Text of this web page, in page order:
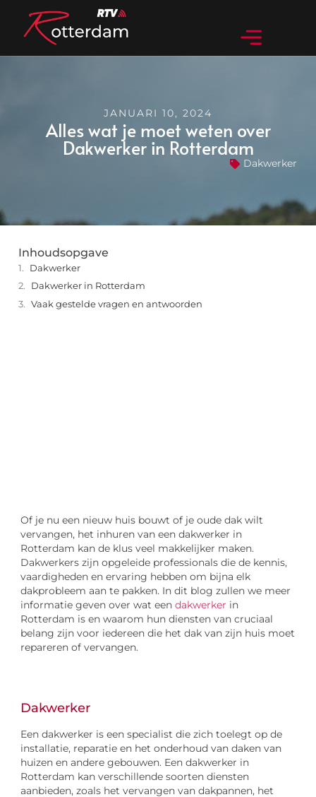
JANUARI 10, 2024
Alles wat je moet weten over
Dakwerker in Rotterdam
Dakwerker
Of je nu een nieuw huis bouwt of je oude dak wilt
vervangen, het inhuren van een dakwerker in
Rotterdam kan de klus veel makkelijker maken.
Dakwerkers zijn opgeleide professionals die de kennis,
vaardigheden en ervaring hebben om bijna elk
dakprobleem aan te pakken. In dit blog zullen we meer
informatie geven over wat eendakwerker in
Rotterdam is en waarom hun diensten van cruciaal
belang zijn voor iedereen die het dak van zijn huis moet
repareren of vervangen.
Dakwerker
Een dakwerker is een specialist die zich toelegt op de
installatie, reparatie en het onderhoud van daken van
huizen en andere gebouwen. Een dakwerker in
Rotterdam kan verschillende soorten diensten
aanbieden, zoals het vervangen van dakpannen, het
Inhoudsopgave
Dakwerker
Dakwerker in Rotterdam
Vaak gestelde vragen en antwoorden